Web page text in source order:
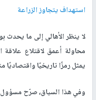
استهداف يتجاوز الزراعة
لا ينظر الأهالي إلى ما
محاولة أعمق لاقتلاع
يمثل رمزًا تاريخيًا
وفي هذا السياق، صرّح مسؤول